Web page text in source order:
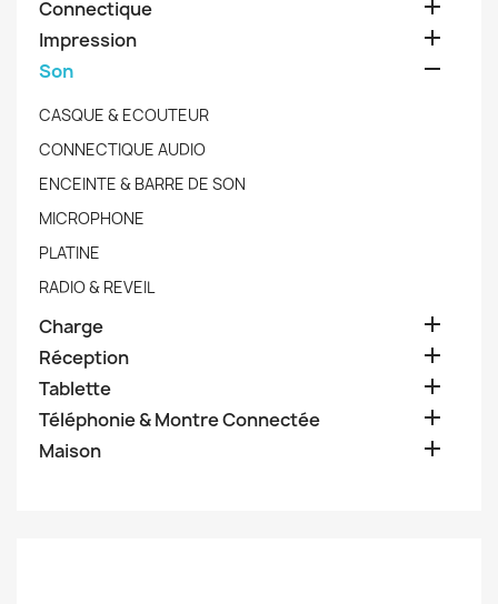
Connectique 
Impression 
Son 
CASQUE & ECOUTEUR
CONNECTIQUE AUDIO
ENCEINTE & BARRE DE SON
MICROPHONE
PLATINE
RADIO & REVEIL
Charge 
Réception 
Tablette 
Téléphonie & Montre Connectée 
Maison 